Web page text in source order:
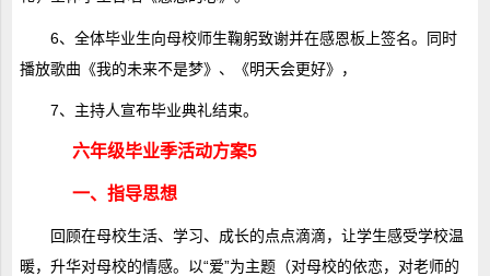
6、全体毕业生向母校师生鞠躬致谢并在感恩板上签名。同时
播放歌曲《我的未来不是梦》、《明天会更好》，
7、主持人宣布毕业典礼结束。
六年级毕业季活动方案5
一、指导思想
回顾在母校生活、学习、成长的点点滴滴，让学生感受学校温
暖，升华对母校的情感。以“爱”为主题（对母校的依恋，对老师的